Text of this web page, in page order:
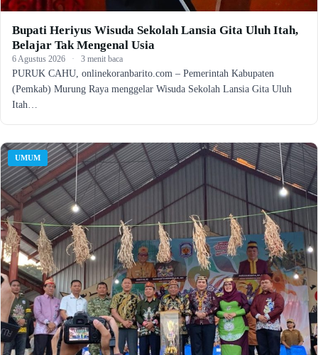
Bupati Heriyus Wisuda Sekolah Lansia Gita Uluh Itah,
Belajar Tak Mengenal Usia
6 Agustus 2026 · 3 menit baca
PURUK CAHU, onlinekoranbarito.com – Pemerintah Kabupaten
(Pemkab) Murung Raya menggelar Wisuda Sekolah Lansia Gita Uluh
Itah…
UMUM